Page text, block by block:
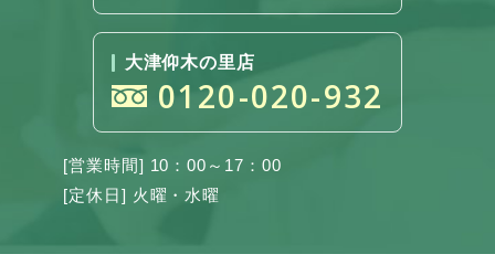
大津仰木の里店
0120-020-932
[営業時間] 10：00～17：00
[定休日] 火曜・水曜